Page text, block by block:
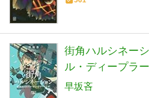
街角ハルシネー
ル・ディープラ
72-5)
早坂吝